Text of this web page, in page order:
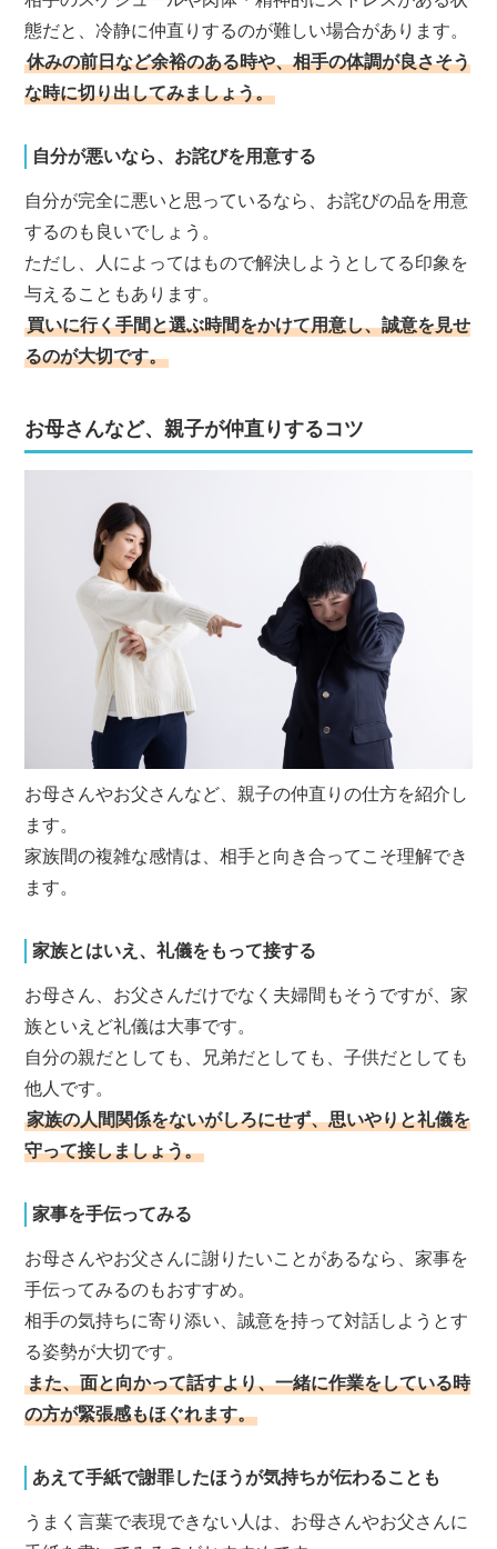
態だと、冷静に仲直りするのが難しい場合があります。
休みの前日など余裕のある時や、相手の体調が良さそう
な時に切り出してみましょう。
自分が悪いなら、お詫びを用意する
自分が完全に悪いと思っているなら、お詫びの品を用意
するのも良いでしょう。
ただし、人によってはもので解決しようとしてる印象を
与えることもあります。
買いに行く手間と選ぶ時間をかけて用意し、誠意を見せ
るのが大切です。
お母さんなど、親子が仲直りするコツ
お母さんやお父さんなど、親子の仲直りの仕方を紹介し
ます。
家族間の複雑な感情は、相手と向き合ってこそ理解でき
ます。
家族とはいえ、礼儀をもって接する
お母さん、お父さんだけでなく夫婦間もそうですが、家
族といえど礼儀は大事です。
自分の親だとしても、兄弟だとしても、子供だとしても
他人です。
家族の人間関係をないがしろにせず、思いやりと礼儀を
守って接しましょう。
家事を手伝ってみる
お母さんやお父さんに謝りたいことがあるなら、家事を
手伝ってみるのもおすすめ。
相手の気持ちに寄り添い、誠意を持って対話しようとす
る姿勢が大切です。
また、面と向かって話すより、一緒に作業をしている時
の方が緊張感もほぐれます。
あえて手紙で謝罪したほうが気持ちが伝わることも
うまく言葉で表現できない人は、お母さんやお父さんに